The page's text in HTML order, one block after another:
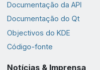
Documentação da API
Documentação do Qt
Objectivos do KDE
Código-fonte
Notícias & Imprensa